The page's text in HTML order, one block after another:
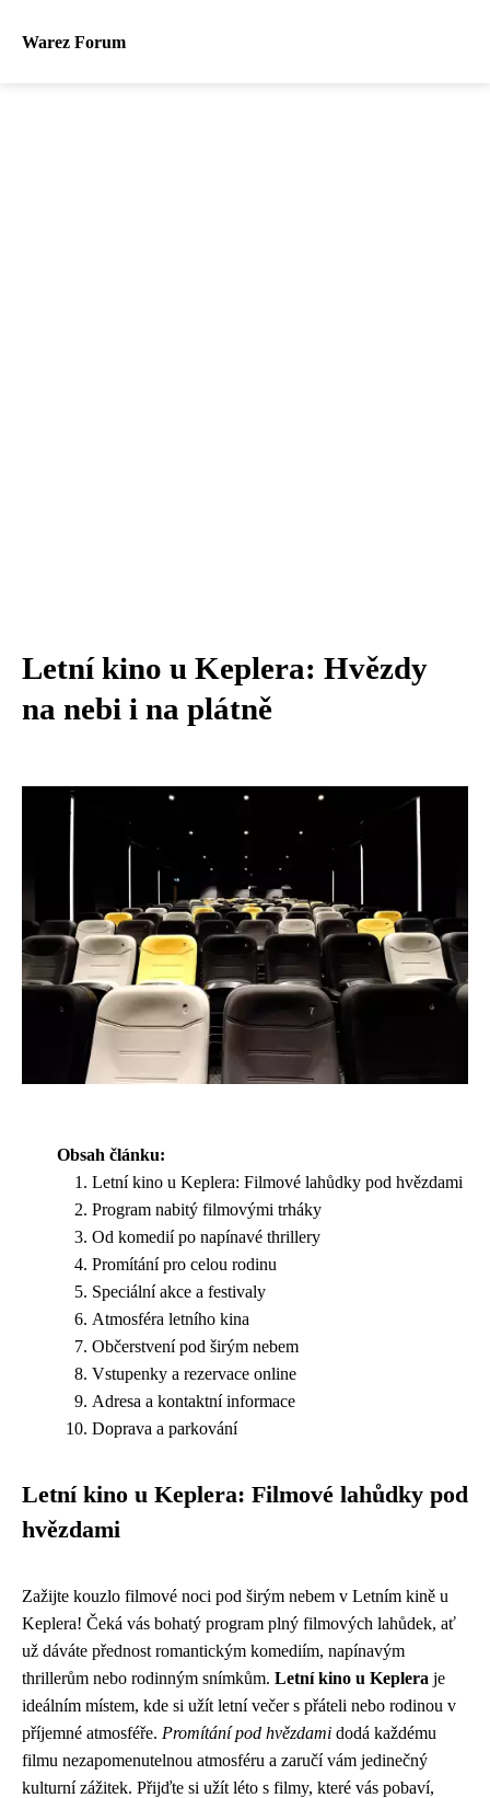
Warez Forum
Letní kino u Keplera: Hvězdy
na nebi i na plátně
Obsah článku:
Letní kino u Keplera: Filmové lahůdky pod hvězdami
Program nabitý filmovými trháky
Od komedií po napínavé thrillery
Promítání pro celou rodinu
Speciální akce a festivaly
Atmosféra letního kina
Občerstvení pod širým nebem
Vstupenky a rezervace online
Adresa a kontaktní informace
Doprava a parkování
Letní kino u Keplera: Filmové lahůdky pod
hvězdami
Zažijte kouzlo filmové noci pod širým nebem v Letním kině u
Keplera! Čeká vás bohatý program plný filmových lahůdek, ať
už dáváte přednost romantickým komediím, napínavým
thrillerům nebo rodinným snímkům. Letní kino u Keplera je
ideálním místem, kde si užít letní večer s přáteli nebo rodinou v
příjemné atmosféře. Promítání pod hvězdami dodá každému
filmu nezapomenutelnou atmosféru a zaručí vám jedinečný
kulturní zážitek. Přijďte si užít léto s filmy, které vás pobaví,